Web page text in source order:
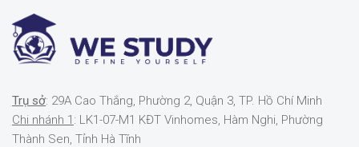
Trụ sở: 29A Cao Thắng, Phường 2, Quận 3, TP. Hồ Chí Minh
Chi nhánh 1 : LK1-07-M1 KĐT Vinhomes, Hàm Nghi, Phường
Thành Sen, Tỉnh Hà Tĩnh